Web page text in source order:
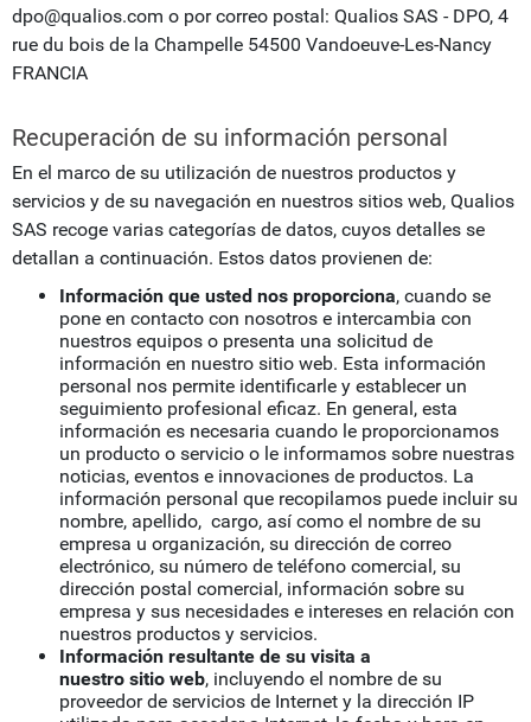
dpo@qualios.com o por correo postal: Qualios SAS - DPO, 4
rue du bois de la Champelle 54500 Vandoeuve-Les-Nancy
FRANCIA
Recuperación de su información personal
En el marco de su utilización de nuestros productos y
servicios y de su navegación en nuestros sitios web, Qualios
SAS recoge varias categorías de datos, cuyos detalles se
detallan a continuación. Estos datos provienen de:
Información que usted nos proporciona, cuando se
pone en contacto con nosotros e intercambia con
nuestros equipos o presenta una solicitud de
información en nuestro sitio web. Esta información
personal nos permite identificarle y establecer un
seguimiento profesional eficaz. En general, esta
información es necesaria cuando le proporcionamos
un producto o servicio o le informamos sobre nuestras
noticias, eventos e innovaciones de productos. La
información personal que recopilamos puede incluir su
nombre, apellido, cargo, así como el nombre de su
empresa u organización, su dirección de correo
electrónico, su número de teléfono comercial, su
dirección postal comercial, información sobre su
empresa y sus necesidades e intereses en relación con
nuestros productos y servicios.
Información resultante de su visita a
nuestro sitio web, incluyendo el nombre de su
proveedor de servicios de Internet y la dirección IP